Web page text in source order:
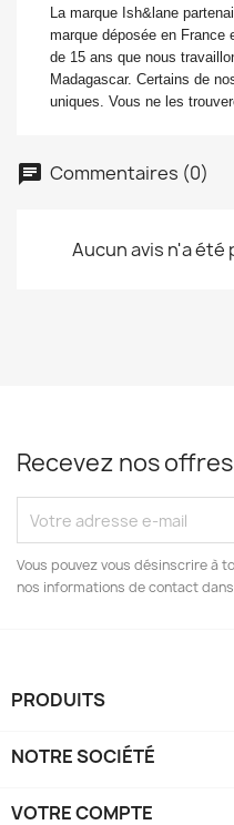
La marque Ish&lane
marque déposée en France
de 15 ans que nous
Madagascar. Certains de
uniques. Vous ne les
Commentaires (0)
Aucun avis n'a été
Recevez nos
Vous pouvez vous désinscrire à
nos informations de contact
PRODUITS
NOTRE SOCIÉTÉ
VOTRE COMPTE